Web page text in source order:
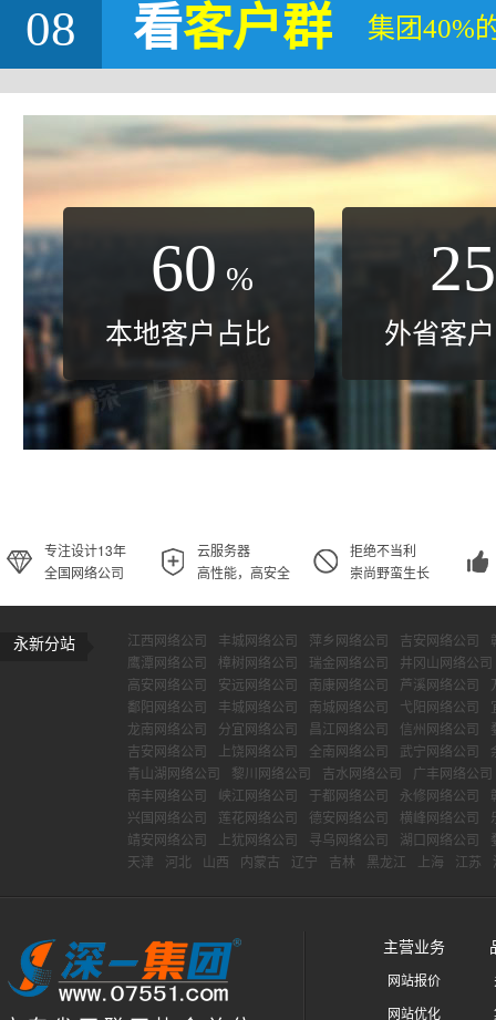
08 看客户群 集团40%
60 %
本地客户占比
25
外省客
专注设计13年
全国网络公司
云服务器
高性能，高安全
拒绝不当利
崇尚野蛮生长
永新分站 江西网络公司 丰城网络公司 萍乡网络公司 吉安网络公司
鹰潭网络公司
樟树网络公司 瑞金网络公司
井冈山网络公司
高安网络公司
安远网络公司 南康网络公司 芦溪网络公司
鄱阳网络公司
丰城网络公司 南城网络公司 弋阳网络公司
龙南网络公司
分宜网络公司 昌江网络公司 信州网络公司
吉安网络公司
上饶网络公司 全南网络公司 武宁网络公司
青山湖网络公司
黎川网络公司 吉水网络公司
广丰网络公司
南丰网络公司
峡江网络公司 于都网络公司 永修网络公司
兴国网络公司
莲花网络公司 德安网络公司 横峰网络公司
靖安网络公司
上犹网络公司 寻乌网络公司 湖口网络公司
天津
河北 山西 内蒙古 辽宁 吉林 黑龙江 上海 江苏
主营业务
网站报价
网站优化